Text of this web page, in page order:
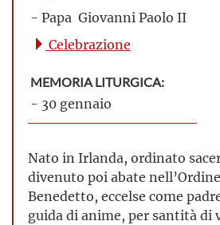
- Papa Giovanni Paolo II
Celebrazione
MEMORIA LITURGICA:
- 30 gennaio
Nato in Irlanda, ordinato
divenuto poi abate
Benedetto, eccelse come
guida di anime, per santità di